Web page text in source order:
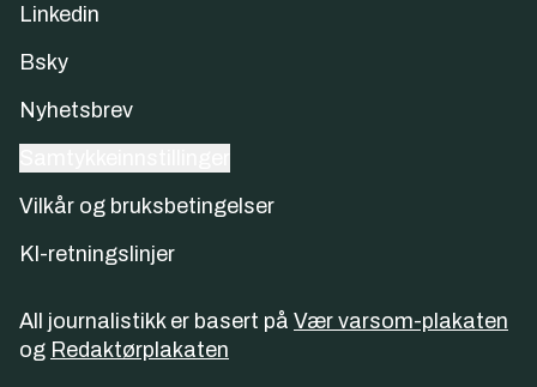
Linkedin
Bsky
Nyhetsbrev
Vilkår og bruksbetingelser
KI-retningslinjer
All journalistikk er basert på Vær varsom-plakaten
og Redaktørplakaten